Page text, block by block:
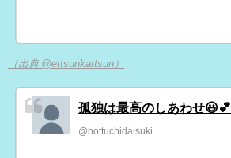
（出典 @ettsunkattsun）
孤独は最高のしあわせ😃💕
@bottuchidaisuki